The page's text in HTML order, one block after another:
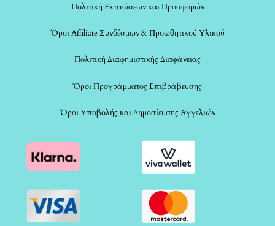
Πολιτική Εκπτώσεων και Προσφορών
Όροι Affiliate Συνδέσμων & Προωθητικού Υλικού
Πολιτική Διαφημιστικής Διαφάνειας
Όροι Προγράμματος Επιβράβευσης
Όροι Υποβολής και Δημοσίευσης Αγγελιών